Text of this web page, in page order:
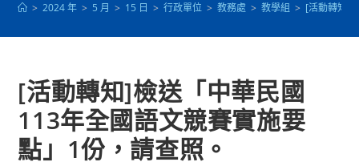
> 2024 年 > 5 月 > 15 日 > 行政單位 > 教務處 > 教學組 > [活動轉知]
[活動轉知]檢送「中華民國
113年全國語文競賽實施要
點」1份，請查照。